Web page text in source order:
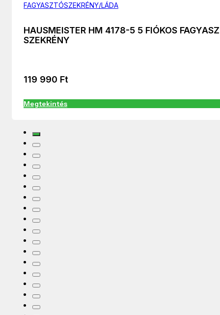
FAGYASZTÓSZEKRÉNY/LÁDA
HAUSMEISTER HM 4178-5 5 FIÓKOS
SZEKRÉNY
119 990 Ft
Megtekintés